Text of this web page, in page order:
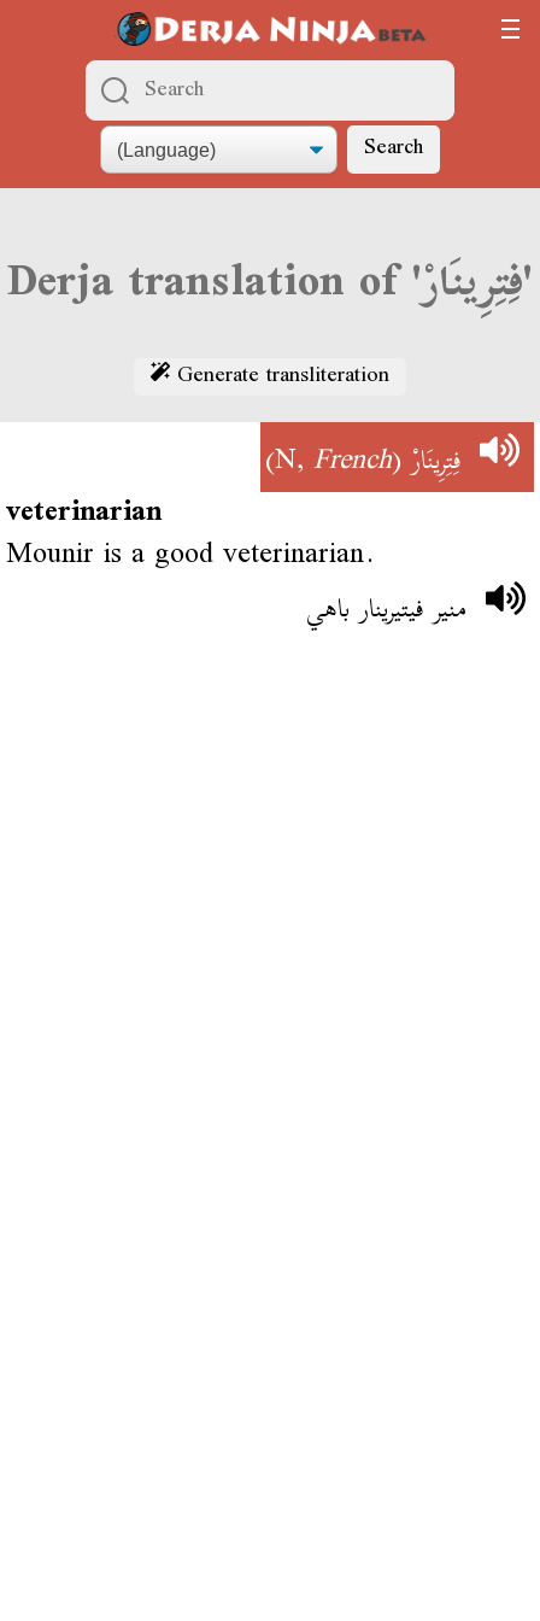
Search
Derja translation of 'فِتِرِينَارْ'
Generate transliteration
فِتِرِينَارْ(N,
French
)
veterinarian
Mounir is a good veterinarian.
منير فيتيرينار باهي